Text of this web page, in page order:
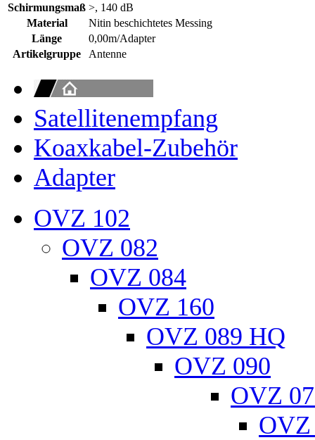
Schirmungsmaß >, 140 dB
Material
Nitin beschichtetes Messing
Länge
0,00m/Adapter
Artikelgruppe
Antenne
Satellitenempfang
Koaxkabel-Zubehör
Adapter
OVZ 102
OVZ 082
OVZ 084
OVZ 160
OVZ 089 HQ
OVZ 090
OVZ
OVZ